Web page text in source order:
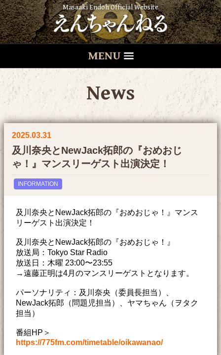
Masaaki Endoh Official Website
MENU
News
2025.03.31
及川奈央とNewJack拓郎の『おめおじ
ゃ！』マンスリーゲスト出演決定！
INFORMATION
及川奈央とNewJack拓郎の『おめおじゃ！』マンス
リーゲスト出演決定！
及川奈央とNewJack拓郎の『おめおじゃ！』
放送局：Tokyo Star Radio
放送日：木曜 23:00〜23:55
→遠藤正明は4月のマンスリーゲストとなります。
パーソナリティ：及川奈央（委員長担当）、
NewJack拓郎（問題児担当）、ヤマちゃん（ヲタク
担当）
番組HP＞
https://775fm.com/timetable/oikawanao/